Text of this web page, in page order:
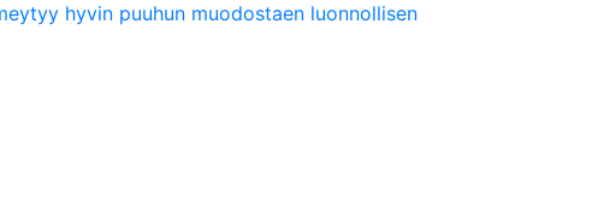
hyvin puuhun muodostaen luonnollisen